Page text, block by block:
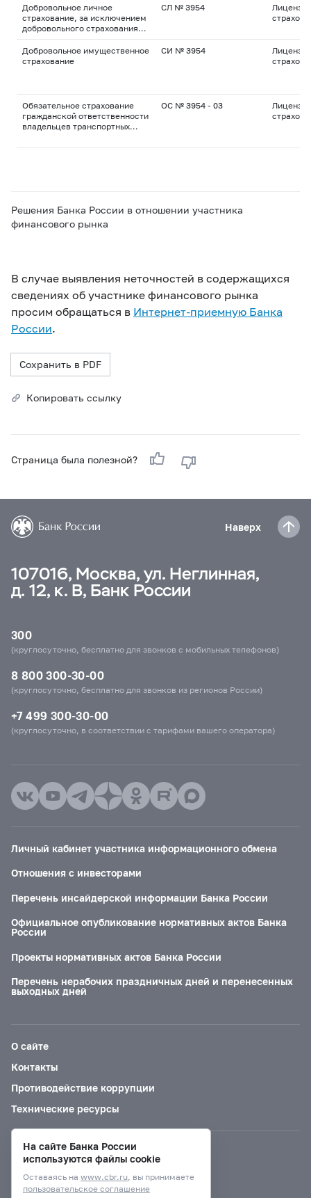
Добровольное личное
страхование, за исключением
добровольного страхования
СЛ № 3954
Добровольное имущественное
страхование
СИ № 3954
Обязательное страхование
гражданской ответственности
владельцев транспортных
ОС № 3954 - 03
Решения Банка России в отношении участника
финансового рынка
В случае выявления неточностей в содержащихся
сведениях об участнике финансового рынка
просим обращаться в Интернет-приемную Банка
России.
Сохранить в PDF
Копировать ссылку
Страница была полезной?
Наверх
107016, Москва, ул. Неглинная,
д. 12, к. В, Банк России
300
(круглосуточно, бесплатно для звонков с мобильных телефонов)
8 800 300-30-00
(круглосуточно, бесплатно для звонков из регионов России)
+7 499 300-30-00
(круглосуточно, в соответствии с тарифами вашего оператора)
Личный кабинет участника информационного обмена
Отношения с инвесторами
Перечень инсайдерской информации Банка России
Официальное опубликование нормативных актов Банка
России
Проекты нормативных актов Банка России
Перечень нерабочих праздничных дней и перенесенных
выходных дней
О сайте
Контакты
Противодействие коррупции
Технические ресурсы
Версия для слабовидящих
На сайте Банка России
используются файлы cookie
Оставаясь на www.cbr.ru, вы принимаете
пользовательское соглашение